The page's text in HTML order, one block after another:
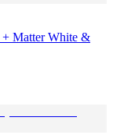
+ Matter White &